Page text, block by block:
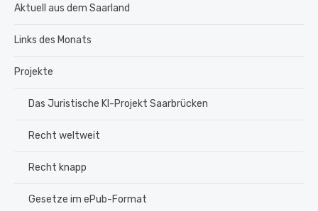
Aktuell aus dem Saarland
Links des Monats
Projekte
Das Juristische KI-Projekt Saarbrücken
Recht weltweit
Recht knapp
Gesetze im ePub-Format